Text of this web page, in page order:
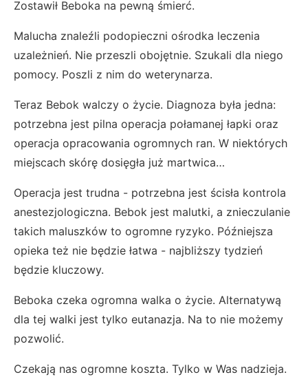
Zostawił Beboka na pewną śmierć.
Malucha znaleźli podopieczni ośrodka leczenia
uzależnień. Nie przeszli obojętnie. Szukali dla niego
pomocy. Poszli z nim do weterynarza.
Teraz Bebok walczy o życie. Diagnoza była jedna:
potrzebna jest pilna operacja połamanej łapki oraz
operacja opracowania ogromnych ran. W niektórych
miejscach skórę dosięgła już martwica…
Operacja jest trudna - potrzebna jest ścisła kontrola
anestezjologiczna. Bebok jest malutki, a znieczulanie
takich maluszków to ogromne ryzyko. Późniejsza
opieka też nie będzie łatwa - najbliższy tydzień
będzie kluczowy.
Beboka czeka ogromna walka o życie. Alternatywą
dla tej walki jest tylko eutanazja. Na to nie możemy
pozwolić.
Czekają nas ogromne koszta. Tylko w Was nadzieja.